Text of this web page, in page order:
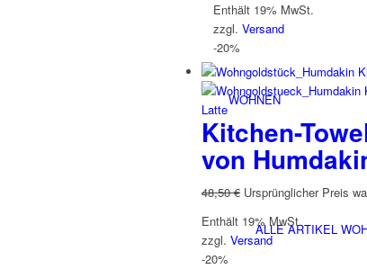
WOHNEN
ALLE ARTIKEL
Enthält 19% MwSt.
zzgl. Versand
-20%
Kitchen-
von
48,50€ Ursprünglicher Preis
Enthält 19% MwSt.
zzgl. Versand
-20%